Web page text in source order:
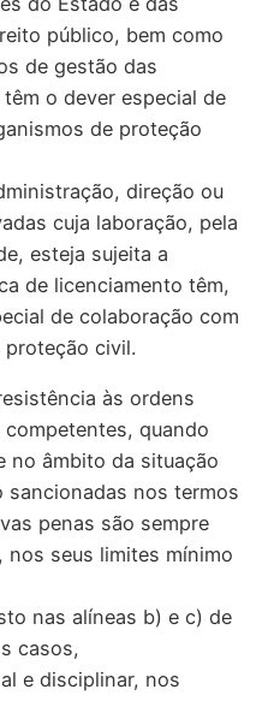
público, bem como
de gestão das
o dever especial de
de proteção
direção ou
cuja laboração, pela
esteja sujeita a
de licenciamento têm,
de colaboração com
civil.
às ordens
quando
no âmbito da situação
sancionadas nos termos
penas são sempre
nos seus limites mínimo
nas alíneas b) e c) de
casos,
e disciplinar, nos